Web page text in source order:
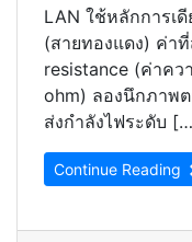
LAN ใช้หลักการเ
(สายทองแดง) ค่า
resistance (ค่าค
ohm) ลองนึกภา
ส่งกำลังไฟระดับ
Continue Reading